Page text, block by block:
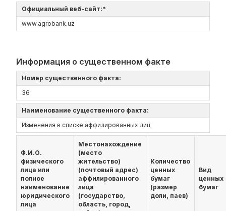
Официальный веб-сайт:*
www.agrobank.uz
Информация о существенном факте
Номер существенного факта:
36
Наименование существенного факта:
Изменения в списке аффилированных лиц
Ф.И.О.
физического
лица или
полное
наименование
юридического
лица
Местонахождение
(место
жительство)
(почтовый адрес)
аффилированного
лица
(государство,
область, город,
Количество
ценных
бумаг
(размер
доли, паев)
Вид
ценных
бумаг